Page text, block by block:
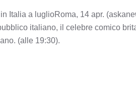
Italia a luglioRoma, 14 apr.
italiano, il celebre comico
(alle 19:30).